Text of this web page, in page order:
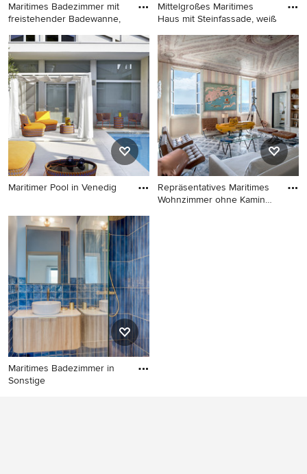
Maritimes Badezimmer mit
freistehender Badewanne,
Maritimes Badezimmer mit
freistehender Badewanne,
blauen Fliesen,
Keramikfliesen, weißer
Wandfarbe, Keramikboden
und Wandwaschbecken in
Cagliari
Mittelgroßes Maritimes
Haus mit Steinfassade, weiß
Mittelgroßes Maritimes Haus
mit Steinfassade, weißer
Fassadenfarbe und
Flachdach in Venedig
Maritimer Pool in Venedig
Repräsentatives Maritimes
Wohnzimmer ohne Kamin
Maritimes Badezimmer in
Sonstige